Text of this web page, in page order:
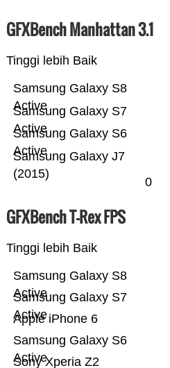
GFXBench Manhattan 3.1
Tinggi lebih Baik
Samsung Galaxy J7
(2015)
Samsung Galaxy S6
Active
Samsung Galaxy S7
Active
Samsung Galaxy S8
Active
0
GFXBench T-Rex FPS
Tinggi lebih Baik
Sony Xperia Z2
Samsung Galaxy S6
Active
Apple iPhone 6
Samsung Galaxy S7
Active
Samsung Galaxy S8
Active